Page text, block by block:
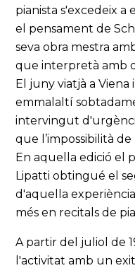
pianista s'excedeix
el pensament de
seva obra mestra
que interpretà amb
El juny viatjà a
emmalaltí
intervingut
que l’impossibilità
En aquella edició el
Lipatti obtingué el
d'aquella
més en recitals de
A partir del juliol de
l'activitat amb un